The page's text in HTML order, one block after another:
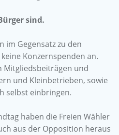
sind.
im Gegensatz zu den
Konzernspenden an.
Mitgliedsbeiträgen und
und Kleinbetrieben, sowie
selbst einbringen.
haben die Freien Wähler
aus der Opposition heraus